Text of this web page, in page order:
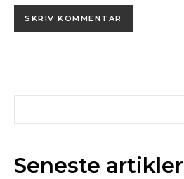
Seneste artikler